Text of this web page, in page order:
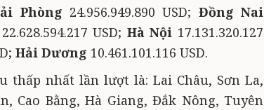
Phòng 24.956.949.890 USD; Đồng Nai
22.628.594.217 USD; Hà Nội 17.131.320.127
Hải Dương 10.461.101.116 USD.
thấp nhất lần lượt là: Lai Châu, Sơn La,
Cao Bằng, Hà Giang, Đắk Nông, Tuyên